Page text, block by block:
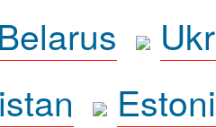
Belarus